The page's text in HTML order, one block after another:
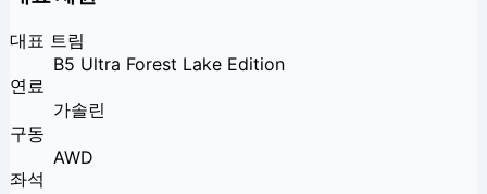
대표 트림
B5 Ultra Forest Lake Edition
연료
가솔린
구동
AWD
좌석